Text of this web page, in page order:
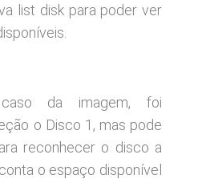
list disk para poder ver
da imagem, foi
o Disco 1, mas pode
reconhecer o disco a
o espaço disponível